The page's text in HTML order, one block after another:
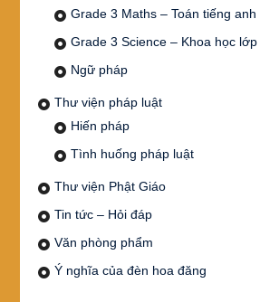
Grade 3 Maths – Toán tiếng
Grade 3 Science – Khoa học lớp
Ngữ pháp
Thư viện pháp luật
Hiến pháp
Tình huống pháp luật
Thư viện Phật Giáo
Tin tức – Hỏi đáp
Văn phòng phẩm
Ý nghĩa của đèn hoa đăng